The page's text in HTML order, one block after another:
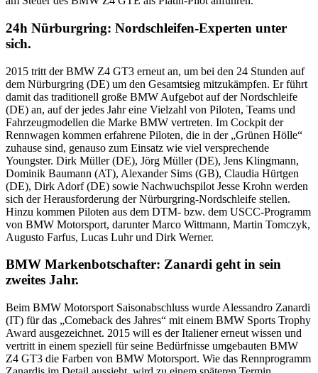
24h Nürburgring: Nordschleifen-Experten unter
sich.
2015 tritt der BMW Z4 GT3 erneut an, um bei den 24 Stunden auf
dem Nürburgring (DE) um den Gesamtsieg mitzukämpfen. Er führt
damit das traditionell große BMW Aufgebot auf der Nordschleife
(DE) an, auf der jedes Jahr eine Vielzahl von Piloten, Teams und
Fahrzeugmodellen die Marke BMW vertreten. Im Cockpit der
Rennwagen kommen erfahrene Piloten, die in der „Grünen Hölle“
zuhause sind, genauso zum Einsatz wie viel versprechende
Youngster. Dirk Müller (DE), Jörg Müller (DE), Jens Klingmann,
Dominik Baumann (AT), Alexander Sims (GB), Claudia Hürtgen
(DE), Dirk Adorf (DE) sowie Nachwuchspilot Jesse Krohn werden
sich der Herausforderung der Nürburgring-Nordschleife stellen.
Hinzu kommen Piloten aus dem DTM- bzw. dem USCC-Programm
von BMW Motorsport, darunter Marco Wittmann, Martin Tomczyk,
Augusto Farfus, Lucas Luhr und Dirk Werner.
BMW Markenbotschafter: Zanardi geht in sein
zweites Jahr.
Beim BMW Motorsport Saisonabschluss wurde Alessandro Zanardi
(IT) für das „Comeback des Jahres“ mit einem BMW Sports Trophy
Award ausgezeichnet. 2015 will es der Italiener erneut wissen und
vertritt in einem speziell für seine Bedürfnisse umgebauten BMW
Z4 GT3 die Farben von BMW Motorsport. Wie das Rennprogramm